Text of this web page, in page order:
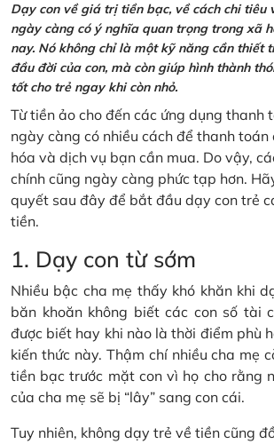
Dạy con về giá trị tiền bạc, về cách chi tiêu
ngày càng có ý nghĩa quan trọng trong xã
nay. Nó không chỉ là một kỹ năng cần thiết
đầu đời của con, mà còn giúp hình thành
tốt cho trẻ ngay khi còn nhỏ.
Từ tiền ảo cho đến các ứng dụng thanh
ngày càng có nhiều cách để thanh toán
hóa và dịch vụ bạn cần mua. Do vậy,
chính cũng ngày càng phức tạp hơn.
quyết sau đây để bắt đầu dạy con trẻ
tiền.
1. Dạy con từ sớm
Nhiều bậc cha mẹ thấy khó khăn khi
băn khoăn không biết các con số tài
được biết hay khi nào là thời điểm phù
kiến thức này. Thậm chí nhiều cha mẹ
tiền bạc trước mặt con vì họ cho rằng
của cha mẹ sẽ bị “lây” sang con cái.
Tuy nhiên, không dạy trẻ về tiền cũng